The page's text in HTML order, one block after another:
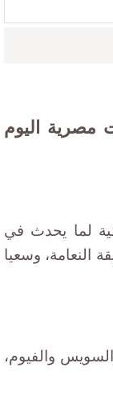
مصرية اليوم
لما يحدث في
النعامة، وسعيا
والفيوم،